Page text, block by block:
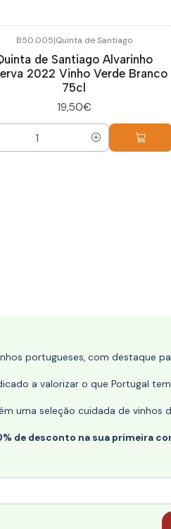
B50.005|Quinta de Santiago
de Santiago Alvarinho
2022 Vinho Verde Branco
75cl
19,50€
portugueses, com destaque
a valorizar o que Portugal
uma seleção cuidada de vinhos
de desconto na sua primeira